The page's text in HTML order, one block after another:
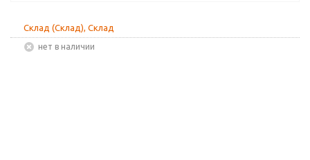
Склад (Склад), Склад
Нет в наличии